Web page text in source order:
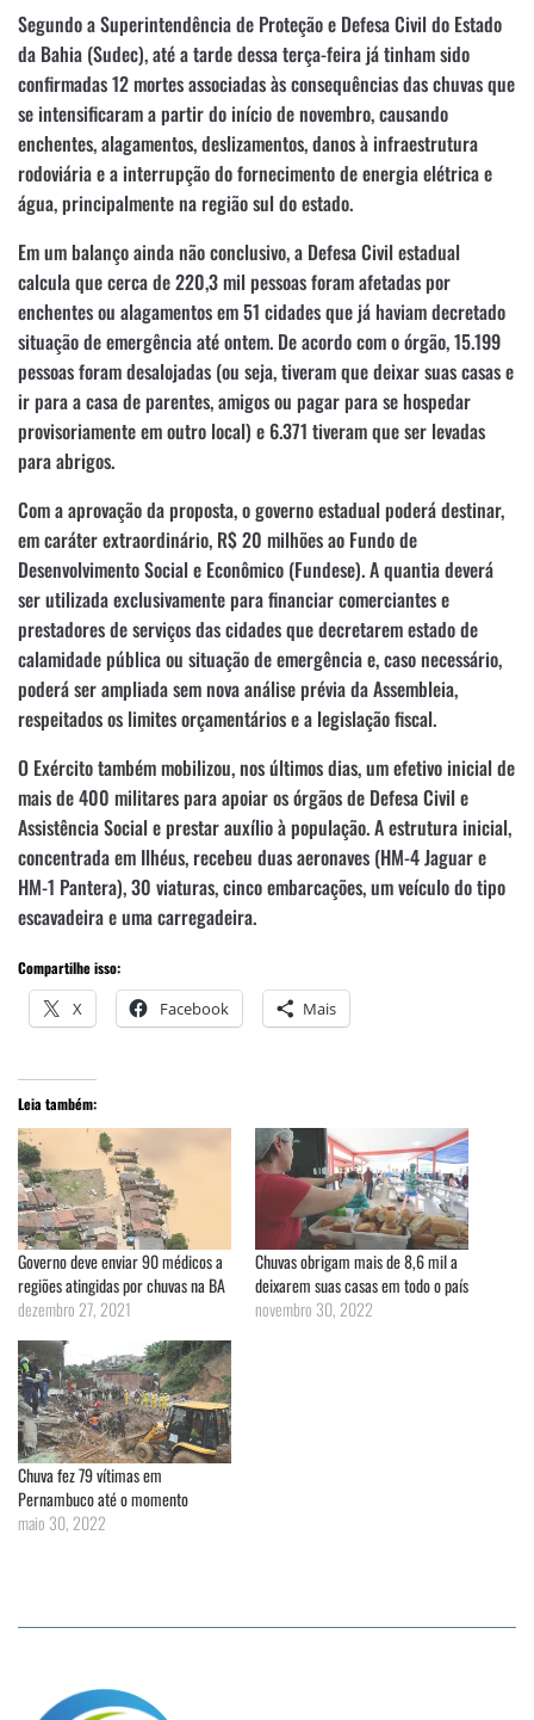
Segundo a Superintendência de Proteção e Defesa Civil do Estado
da Bahia (Sudec), até a tarde dessa terça-feira já tinham sido
confirmadas 12 mortes associadas às consequências das chuvas que
se intensificaram a partir do início de novembro, causando
enchentes, alagamentos, deslizamentos, danos à infraestrutura
rodoviária e a interrupção do fornecimento de energia elétrica e
água, principalmente na região sul do estado.
Em um balanço ainda não conclusivo, a Defesa Civil estadual
calcula que cerca de 220,3 mil pessoas foram afetadas por
enchentes ou alagamentos em 51 cidades que já haviam decretado
situação de emergência até ontem. De acordo com o órgão, 15.199
pessoas foram desalojadas (ou seja, tiveram que deixar suas casas e
ir para a casa de parentes, amigos ou pagar para se hospedar
provisoriamente em outro local) e 6.371 tiveram que ser levadas
para abrigos.
Com a aprovação da proposta, o governo estadual poderá destinar,
em caráter extraordinário, R$ 20 milhões ao Fundo de
Desenvolvimento Social e Econômico (Fundese). A quantia deverá
ser utilizada exclusivamente para financiar comerciantes e
prestadores de serviços das cidades que decretarem estado de
calamidade pública ou situação de emergência e, caso necessário,
poderá ser ampliada sem nova análise prévia da Assembleia,
respeitados os limites orçamentários e a legislação fiscal.
O Exército também mobilizou, nos últimos dias, um efetivo inicial de
mais de 400 militares para apoiar os órgãos de Defesa Civil e
Assistência Social e prestar auxílio à população. A estrutura inicial,
concentrada em Ilhéus, recebeu duas aeronaves (HM-4 Jaguar e
HM-1 Pantera), 30 viaturas, cinco embarcações, um veículo do tipo
escavadeira e uma carregadeira.
Compartilhe isso:
X Facebook Mais
Leia também:
Governo deve enviar 90 médicos a
regiões atingidas por chuvas na BA
dezembro 27, 2021
Chuvas obrigam mais de 8,6 mil a
deixarem suas casas em todo o país
novembro 30, 2022
Chuva fez 79 vítimas em
Pernambuco até o momento
maio 30, 2022